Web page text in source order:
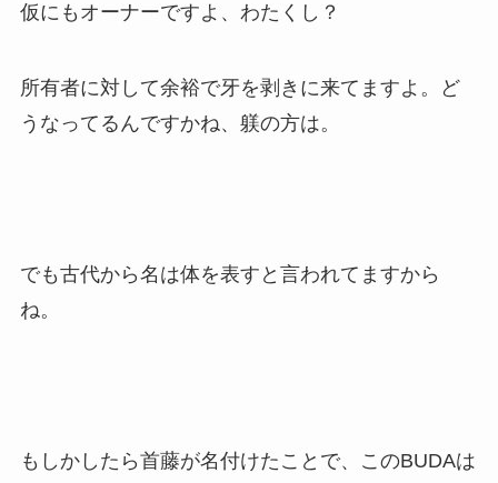
仮にもオーナーですよ、わたくし？
所有者に対して余裕で牙を剥きに来てますよ。ど
うなってるんですかね、躾の方は。
でも古代から名は体を表すと言われてますから
ね。
もしかしたら首藤が名付けたことで、このBUDAは